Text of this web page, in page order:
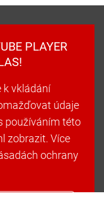
PLAYER
k vkládání
údaje
používáním této
zobrazit. Více
ochrany